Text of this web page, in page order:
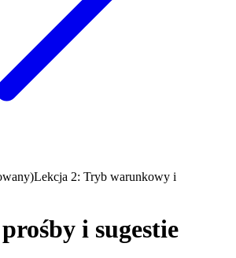
Lekcja 2: Tryb warunkowy i
i sugestie